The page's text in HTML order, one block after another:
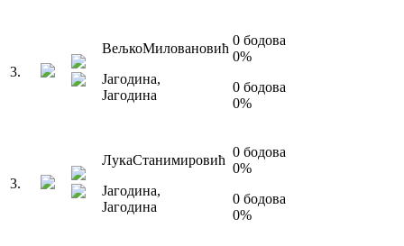
3.
ВељкоМиловановић
Јагодина,
Јагодина
0 бодова
0%
0 бодова
0%
3.
ЛукаСтанимировић
Јагодина,
Јагодина
0 бодова
0%
0 бодова
0%